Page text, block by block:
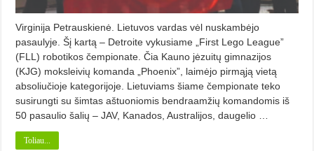
Virginija Petrauskienė. Lietuvos vardas vėl nuskambėjo
pasaulyje. Šį kartą – Detroite vykusiame „First Lego League”
(FLL) robotikos čempionate. Čia Kauno jėzuitų gimnazijos
(KJG) moksleivių komanda „Phoenix”, laimėjo pirmąją vietą
absoliučioje kategorijoje. Lietuviams šiame čempionate teko
susirungti su šimtas aštuoniomis bendra­amžių komandomis iš
50 pasaulio šalių – JAV, Kanados, Austra­lijos, daugelio …
Toliau...